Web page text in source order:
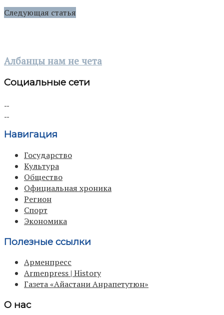
Следующая статья
Албанцы нам не чета
Социальные сети
Навигация
Государство
Культура
Общество
Официальная хроника
Регион
Спорт
Экономика
Полезные ссылки
Арменпресс
Armenpress | History
Газета «Айастани Анрапетутюн»
О нас